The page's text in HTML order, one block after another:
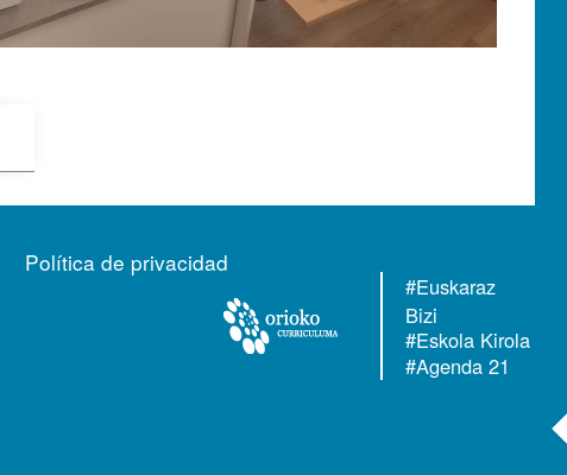
Política de privacidad
#Euskaraz
Bizi
#Eskola Kirola
#Agenda 21